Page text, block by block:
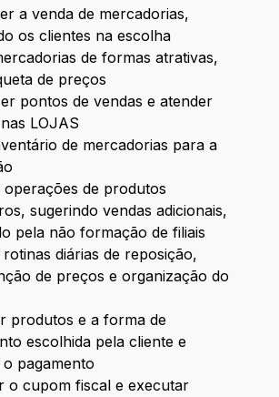
a venda de mercadorias,
os clientes na escolha
de formas atrativas,
de preços
pontos de vendas e atender
LOJAS
de mercadorias para a
operações de produtos
sugerindo vendas adicionais,
pela não formação de filiais
diárias de reposição,
de preços e organização do
produtos e a forma de
escolhida pela cliente e
pagamento
o cupom fiscal e executar